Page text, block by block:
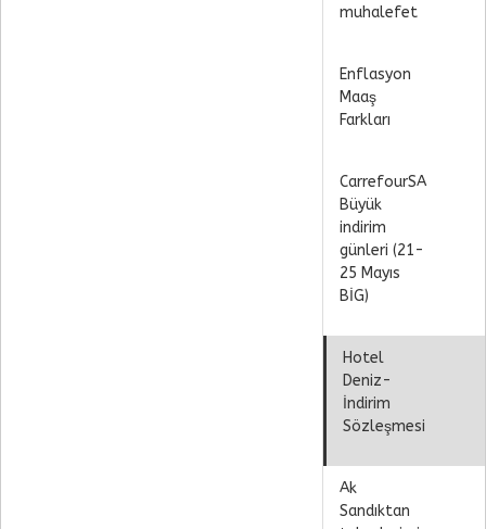
muhalefet
Enflasyon
Maaş
Farkları
CarrefourSA
Büyük
indirim
günleri (21-
25 Mayıs
BİG)
Hotel
Deniz-
İndirim
Sözleşmesi
Ak
Sandıktan